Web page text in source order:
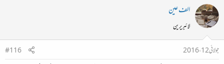
الف عین
لائبریرین
جولائی 12، 2016
#116